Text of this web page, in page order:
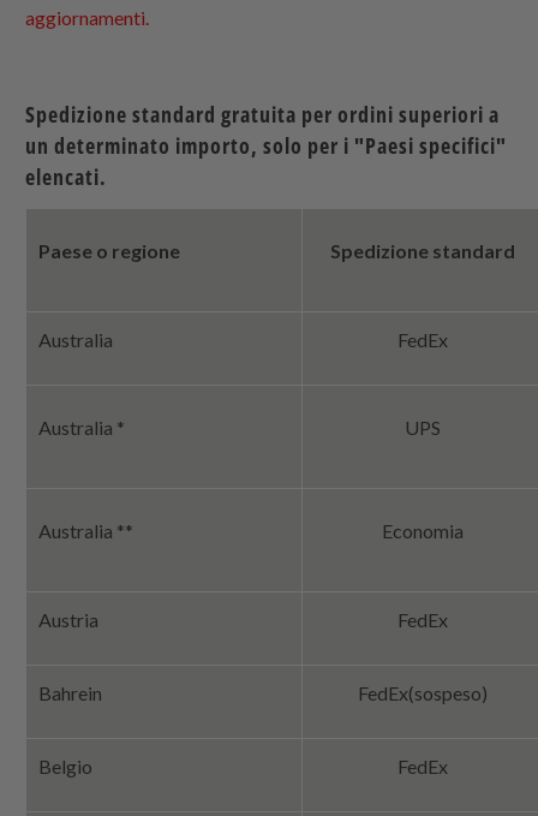
aggiornamenti.
Spedizione standard gratuita per ordini superiori a
un determinato importo, solo per i "Paesi specifici"
elencati.
Paese o regione Spedizione standard
Australia FedEx
Australia * UPS
Australia ** Economia
Austria FedEx
Bahrein FedEx(sospeso)
Belgio FedEx